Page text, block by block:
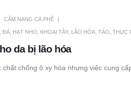
da bị lão hóa
CẨM NANG CÀ PHÊ
, ĐÁ, HẠT NHO, KHOAI TÂY, LÃO HÓA, TÁO, THỰC
chất chống ô xy hóa nhưng việc cung